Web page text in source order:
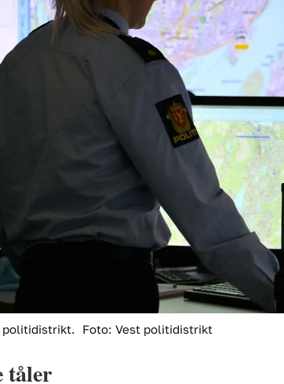
politidistrikt. Foto: Vest politidistrikt
tåler